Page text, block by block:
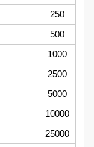
250
500
1000
2500
5000
10000
25000